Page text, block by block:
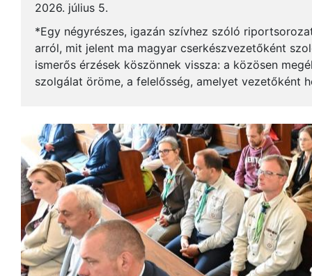
2026. július 5.
*Egy négyrészes, igazán szívhez szóló
arról, mit jelent ma magyar cserkészvezetőként
ismerős érzések köszönnek vissza: a közösen
szolgálat öröme, a felelősség, amelyet vezetőként